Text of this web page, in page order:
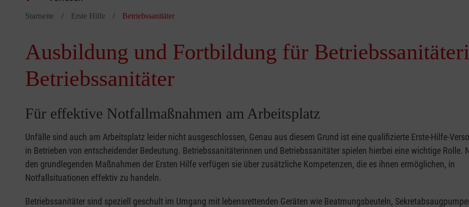
Startseite Erste Hilfe Betriebssanitäter
Ausbildung und Fortbildung für
Betriebssanitäter
Für effektive Notfallmaßnahmen am Arbeitsplatz
Unfälle sind auch am Arbeitsplatz leider nicht ausgeschlossen, Genau aus diesem Grund ist eine qualifizierte Erste-Hilfe-
in Betrieben von entscheidender Bedeutung. Betriebssanitäterinnen und Betriebssanitäter spielen hierbei eine wichtige Rolle.
den grundlegenden Maßnahmen der Ersten Hilfe verfügen sie über zusätzliche Kompetenzen, die es ihnen ermöglichen, in
Notfallsituationen effektiv zu handeln.
Betriebssanitäter sind speziell geschult im Umgang mit lebensrettenden Geräten wie Beatmungsbeuteln,